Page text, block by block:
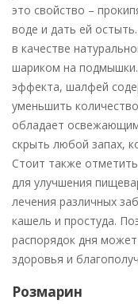
это свойство –
воде и дать ей
в качестве
шариком на
эффекта, шалфей
уменьшить
обладает
скрыть любой запах,
Стоит также
для улучшения
лечения различных
кашель и простуда.
распорядок дня
здоровья и
Розмарин